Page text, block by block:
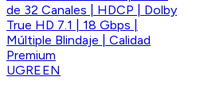
UGREEN